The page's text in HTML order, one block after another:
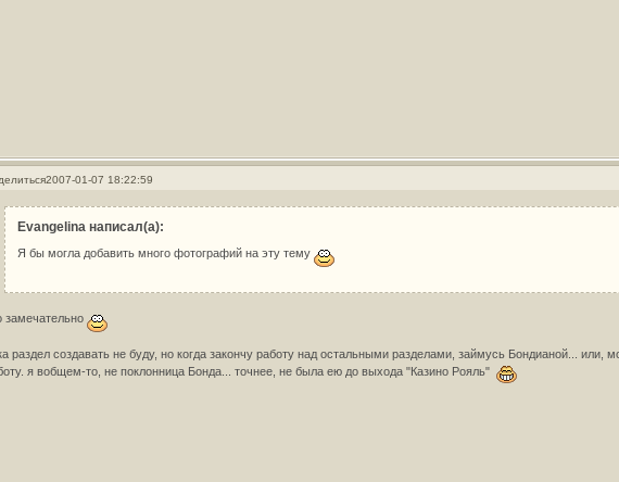
2007-01-07 18:22:59
Evangelina написал(а):
Я бы могла добавить много фотографий на эту тему
замечательно
раздел создавать не буду, но когда закончу работу над остальными разделами, займусь Бондианой... или,
я вобщем-то, не поклонница Бонда... точнее, не была ею до выхода "Казино Рояль"